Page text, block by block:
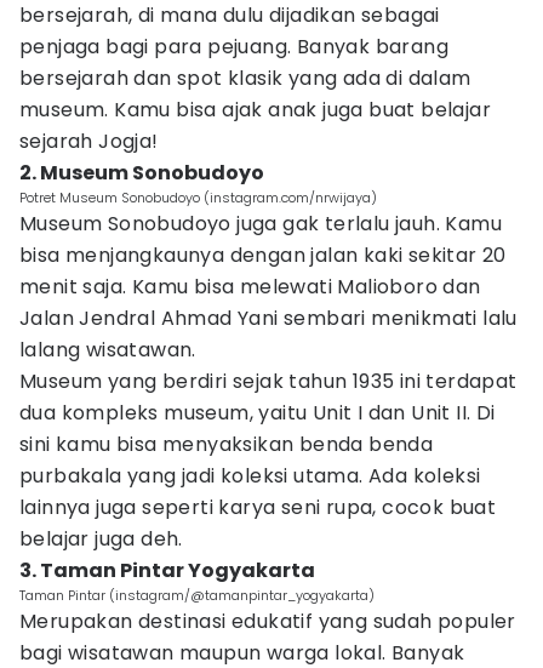
bersejarah, di mana dulu dijadikan sebagai
penjaga bagi para pejuang. Banyak barang
bersejarah dan spot klasik yang ada di dalam
museum. Kamu bisa ajak anak juga buat belajar
sejarah Jogja!
2. Museum Sonobudoyo
Potret Museum Sonobudoyo (instagram.com/nrwijaya)
Museum Sonobudoyo juga gak terlalu jauh. Kamu
bisa menjangkaunya dengan jalan kaki sekitar 20
menit saja. Kamu bisa melewati Malioboro dan
Jalan Jendral Ahmad Yani sembari menikmati lalu
lalang wisatawan.
Museum yang berdiri sejak tahun 1935 ini terdapat
dua kompleks museum, yaitu Unit I dan Unit II. Di
sini kamu bisa menyaksikan benda benda
purbakala yang jadi koleksi utama. Ada koleksi
lainnya juga seperti karya seni rupa, cocok buat
belajar juga deh.
3. Taman Pintar Yogyakarta
Taman Pintar (instagram/@tamanpintar_yogyakarta)
Merupakan destinasi edukatif yang sudah populer
bagi wisatawan maupun warga lokal. Banyak